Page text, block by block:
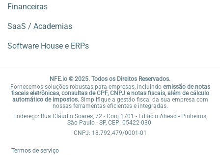
Financeiras
SaaS / Academias
Software House e ERPs
NFE.io © 2025. Todos os Direitos Reservados.
Fornecemos soluções robustas para empresas, incluindo emissão de notas
fiscais eletrônicas, consultas de CPF, CNPJ e notas fiscais, além de cálculo
automático de impostos.Simplifique a gestão fiscal da sua empresa com
nossas ferramentas eficientes e integradas.
Endereço: Rua Cláudio Soares, 72 - Conj 1701 - Edifício Ahead - Pinheiros,
São Paulo - SP, CEP: 05422-030.
CNPJ: 18.792.479/0001-01
Termos de serviço